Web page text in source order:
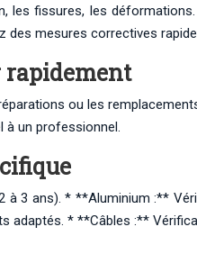
les fissures, les
des mesures correctives
rapidement
ou les
à un professionnel.
3 ans). * **Aluminium :**
adaptés. * **Câbles :**